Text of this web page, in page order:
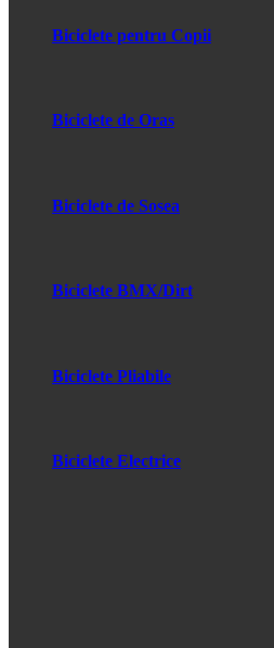
Biciclete pentru Copii
Biciclete de Oras
Biciclete de Sosea
Biciclete BMX/Dirt
Biciclete Pliabile
Biciclete Electrice